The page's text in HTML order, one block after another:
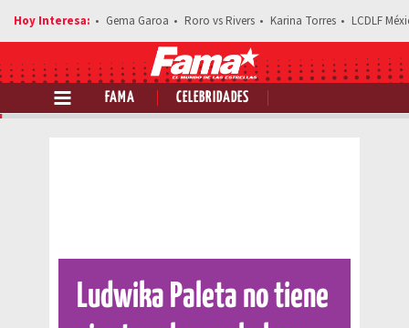
Gema Garoa Roro vs Rivers Karina Torres LCDLF
FAMA CELEBRIDADES
Comparte esta noticia
Ludwika Paleta no tiene